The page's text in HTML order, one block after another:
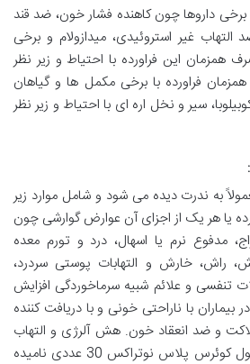
برخی داروها چون کاهنده فشار خون، ضد قند
غیر استروئیدی، میدازولام و برخی
همزمان این فراورده با احتیاط و زیر نظر
فراورده با برخی مکمل ها و گیاهان
سیر و نخل اره ای با احتیاط و زیر نظر
به ندرت دیده می شود و شامل موارد زیر
یا هر یک از اجزای آن عوارض گوارشی چون
مدفوع نرم یا اسهال، درد و تورم معده
خارش و التهابات پوستی سردرد،
تنفسی و علائم شبیه سرماخوردگی افزایش
با ناراحتی خونی و با دریافت کننده
و ضد انعقاد خون. هش آلرژی و التهاب
پرداخته شده است که کپسول کوئرس پلاس نوتراکس 30 عددی نامیده